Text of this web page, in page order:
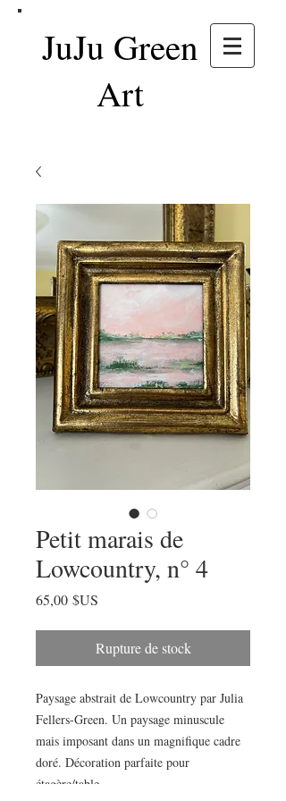
JuJu Green
Art
Petit marais de
Lowcountry, n° 4
65,00 $US
Rupture de stock
Paysage abstrait de Lowcountry par Julia
Fellers-Green. Un paysage minuscule
mais imposant dans un magnifique cadre
doré. Décoration parfaite pour
étagère/table.